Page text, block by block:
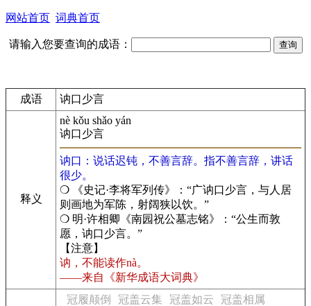
网站首页 词典首页
请输入您要查询的成语：
成语 讷口少言
释义
nè kǒu shǎo yán
讷口少言
讷口：说话迟钝，不善言辞。指不善言辞，讲话
很少。
❍ 《史记·李将军列传》：“广讷口少言，与人居
则画地为军陈，射阔狭以饮。”
❍ 明·许相卿《南园祝公墓志铭》：“公生而敦
愿，讷口少言。”
【注意】
讷，不能读作nà。
——来自《新华成语大词典》
冠履颠倒 冠盖云集 冠盖如云
冠盖相属